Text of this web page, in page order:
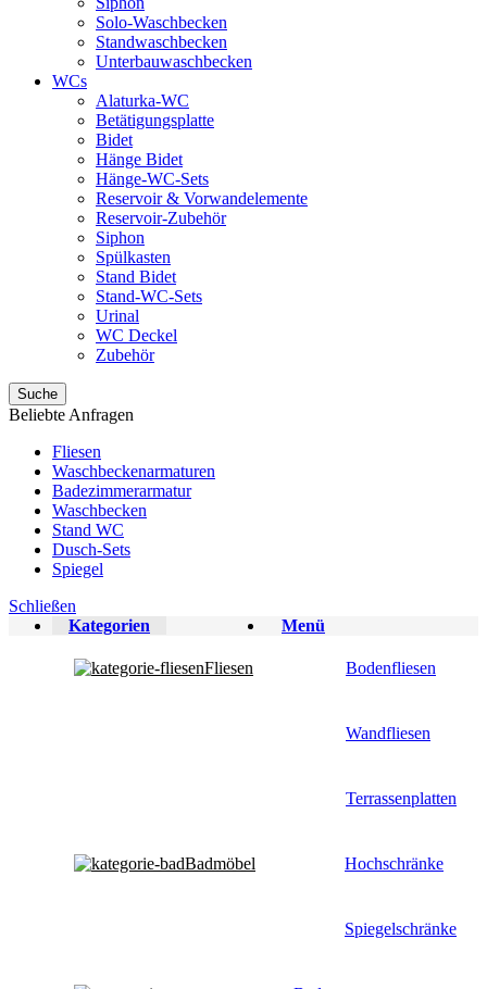
Solo-Waschbecken
Standwaschbecken
Unterbauwaschbecken
WCs
Alaturka-WC
Betätigungsplatte
Bidet
Hänge Bidet
Hänge-WC-Sets
Reservoir & Vorwandelemente
Reservoir-Zubehör
Siphon
Spülkasten
Stand Bidet
Stand-WC-Sets
Urinal
WC Deckel
Zubehör
Suche
Beliebte Anfragen
Fliesen
Waschbeckenarmaturen
Badezimmerarmatur
Waschbecken
Stand WC
Dusch-Sets
Spiegel
Schließen
Menü
Kategorien
Fliesen Bodenfliesen
Wandfliesen
Terrassenplatten
Badmöbel Hochschränke
Spiegelschränke